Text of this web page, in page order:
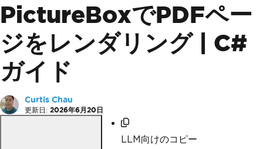
PictureBoxでPDFペー
ジをレンダリング | C#
ガイド
Curtis Chau
更新日: 2026年6月20日
LLM向けのコピー